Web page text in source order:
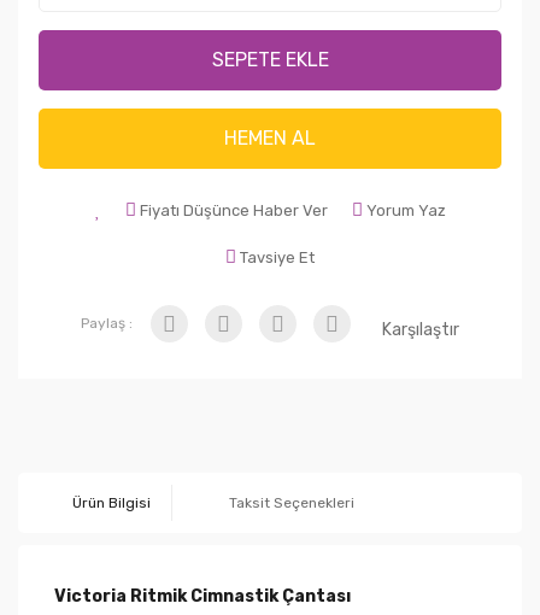
SEPETE EKLE
HEMEN AL
Fiyatı Düşünce Haber Ver Yorum Yaz
Tavsiye Et
Paylaş : Karşılaştır
Ürün Bilgisi Taksit Seçenekleri
Victoria Ritmik Cimnastik Çantası